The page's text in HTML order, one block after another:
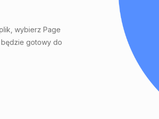
wybierz Page
będzie gotowy do